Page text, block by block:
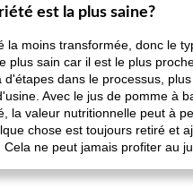
est la plus saine?
la moins transformée, donc le
plus sain car il est le plus
d'étapes dans le processus,
Avec le jus de pomme à
la valeur nutritionnelle peut à
chose est toujours retiré et
Cela ne peut jamais profiter au